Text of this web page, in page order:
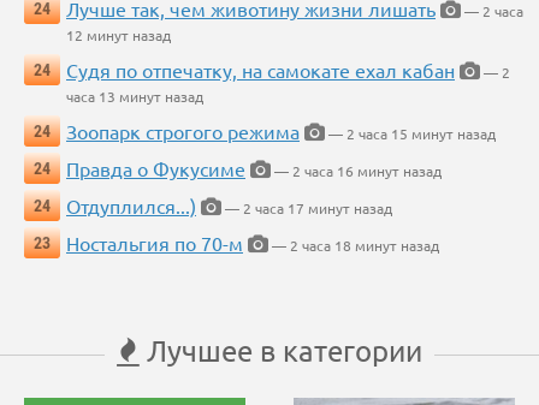
24
Лучше так, чем животину жизни лишать
— 2 часа
12 минут назад
24
Судя по отпечатку, на самокате ехал кабан
— 2
часа 13 минут назад
24
Зоопарк строгого режима
— 2 часа 15 минут назад
24
Правда о Фукусиме
— 2 часа 16 минут назад
24
Отдуплился...)
— 2 часа 17 минут назад
23
Ностальгия по 70-м — 2 часа 18 минут назад
Лучшее в категории